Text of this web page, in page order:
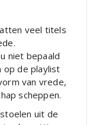
veel titels
niet bepaald
op de playlist
van vrede,
scheppen.
uit de